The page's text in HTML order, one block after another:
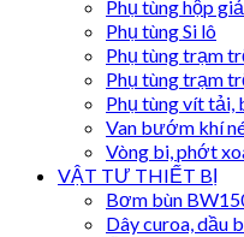
Phụ tùng hộp
Phụ tùng Si lô
Phụ tùng trạm
Phụ tùng trạm
Phụ tùng vít tải,
Van bướm khí
Vòng bi, phớt
VẬT TƯ THIẾT BỊ
Bơm bùn
Dây curoa, dầu